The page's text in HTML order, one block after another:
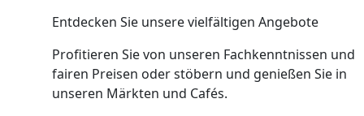
Entdecken Sie unsere vielfältigen Angebote
Profitieren Sie von unseren Fachkenntnissen und
fairen Preisen oder stöbern und genießen Sie in
unseren Märkten und Cafés.